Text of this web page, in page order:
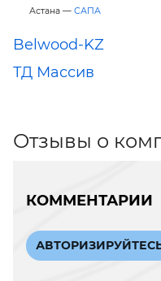
Астана — САПА
Belwood-KZ
ТД Массив
Отзывы о
КОММЕНТАРИИ